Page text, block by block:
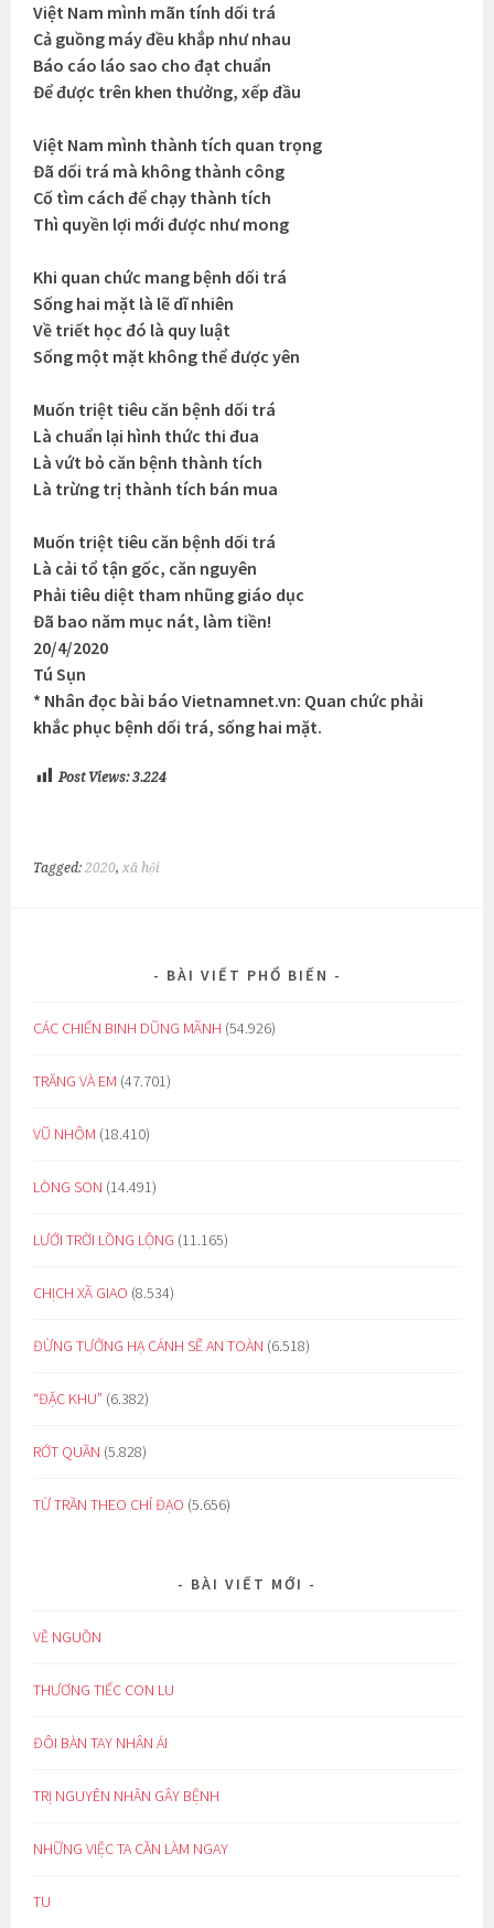
Việt Nam mình mãn tính dối trá
Cả guồng máy đều khắp như nhau
Báo cáo láo sao cho đạt chuẩn
Để được trên khen thưởng, xếp đầu
Việt Nam mình thành tích quan trọng
Đã dối trá mà không thành công
Cố tìm cách để chạy thành tích
Thì quyền lợi mới được như mong
Khi quan chức mang bệnh dối trá
Sống hai mặt là lẽ dĩ nhiên
Về triết học đó là quy luật
Sống một mặt không thể được yên
Muốn triệt tiêu căn bệnh dối trá
Là chuẩn lại hình thức thi đua
Là vứt bỏ căn bệnh thành tích
Là trừng trị thành tích bán mua
Muốn triệt tiêu căn bệnh dối trá
Là cải tổ tận gốc, căn nguyên
Phải tiêu diệt tham nhũng giáo dục
Đã bao năm mục nát, làm tiền!
20/4/2020
Tú Sụn
* Nhân đọc bài báo Vietnamnet.vn: Quan chức phải
khắc phục bệnh dối trá, sống hai mặt.
Post Views: 3.224
Tagged:2020,xã hội
BÀI VIẾT PHỔ BIẾN
CÁC CHIẾN BINH DŨNG MÃNH (54.926)
TRĂNG VÀ EM (47.701)
VŨ NHÔM (18.410)
LÒNG SON (14.491)
LƯỚI TRỜI LỒNG LỘNG (11.165)
CHỊCH XÃ GIAO (8.534)
ĐỪNG TƯỞNG HẠ CÁNH SẼ AN TOÀN (6.518)
“ĐẶC KHU” (6.382)
RỚT QUẦN (5.828)
TỪ TRẦN THEO CHỈ ĐẠO (5.656)
BÀI VIẾT MỚI
VỀ NGUỒN
THƯƠNG TIẾC CON LU
ĐÔI BÀN TAY NHÂN ÁI
TRỊ NGUYÊN NHÂN GÂY BỆNH
NHỮNG VIỆC TA CẦN LÀM NGAY
TU